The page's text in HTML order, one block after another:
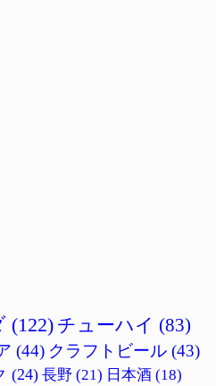
(122) チューハイ (83)
(44) クラフトビール (43)
(24) 長野 (21) 日本酒 (18)